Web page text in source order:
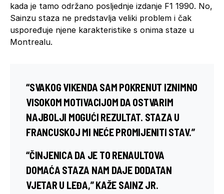
kada je tamo održano posljednje izdanje F1 1990. No,
Sainzu staza ne predstavlja veliki problem i čak
uspoređuje njene karakteristike s onima staze u
Montrealu.
“SVAKOG VIKENDA SAM POKRENUT IZNIMNO
VISOKOM MOTIVACIJOM DA OSTVARIM
NAJBOLJI MOGUĆI REZULTAT. STAZA U
FRANCUSKOJ MI NEĆE PROMIJENITI STAV.”
“ČINJENICA DA JE TO RENAULTOVA
DOMAĆA STAZA NAM DAJE DODATAN
VJETAR U LEĐA,” KAŽE SAINZ JR.